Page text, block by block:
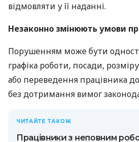
відмовляти у її наданні.
Незаконно змінюють умови
Порушенням може бути
графіка роботи, посади,
або переведення працівника
без дотримання вимог
ЧИТАЙТЕ ТАКОЖ
Працівники з неповним